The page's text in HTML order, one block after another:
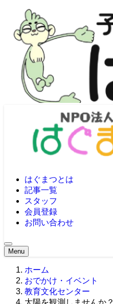
はぐまつとは
記事一覧
スタッフ
会員登録
お問い合わせ
Menu
ホーム
おでかけ・イベント
教育文化センター
太陽を観測しませんか？